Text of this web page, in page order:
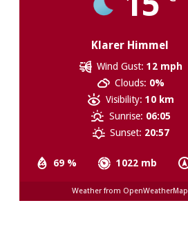
Klarer Himmel
69 % 1022 mb
Wind Gust: 12 mph
Clouds: 0%
Visibility: 10 km
Sunrise: 06:05
Sunset: 20:57
Weather from OpenWeatherMap